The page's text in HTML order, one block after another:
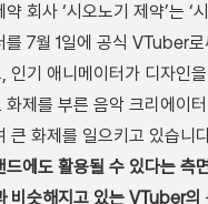
약 회사 ‘시오노기 제약’는 ‘
를 7월 1일에 공식 VTuber
인기 애니메이터가 디자인
화제를 부른 음악 크리에이
큰 화제를 일으키고 있습니
드에도 활용될 수 있다는 측
비슷해지고 있는 VTuber의